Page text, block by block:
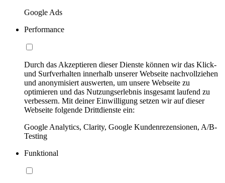
Google Ads
Performance
Durch das Akzeptieren dieser Dienste können wir das Klick-
und Surfverhalten innerhalb unserer Webseite nachvollziehen
und anonymisiert auswerten, um unsere Webseite zu
optimieren und das Nutzungserlebnis insgesamt laufend zu
verbessern. Mit deiner Einwilligung setzen wir auf dieser
Webseite folgende Drittdienste ein:
Google Analytics, Clarity, Google Kundenrezensionen, A/B-
Testing
Funktional